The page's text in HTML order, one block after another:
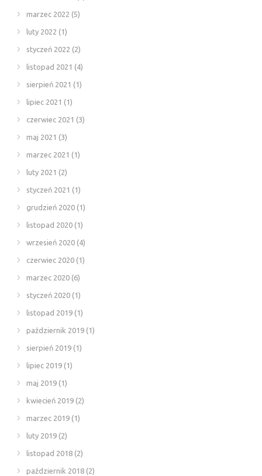
marzec 2022 (5)
luty 2022 (1)
styczeń 2022 (2)
listopad 2021 (4)
sierpień 2021 (1)
lipiec 2021 (1)
czerwiec 2021 (3)
maj 2021 (3)
marzec 2021 (1)
luty 2021 (2)
styczeń 2021 (1)
grudzień 2020 (1)
listopad 2020 (1)
wrzesień 2020 (4)
czerwiec 2020 (1)
marzec 2020 (6)
styczeń 2020 (1)
listopad 2019 (1)
październik 2019 (1)
sierpień 2019 (1)
lipiec 2019 (1)
maj 2019 (1)
kwiecień 2019 (2)
marzec 2019 (1)
luty 2019 (2)
listopad 2018 (2)
październik 2018 (2)